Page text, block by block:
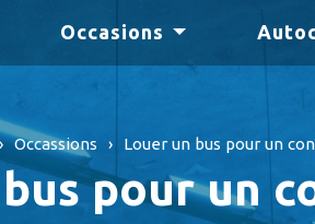
Occasions
› Occassions › Louer un bus pour un
pour un